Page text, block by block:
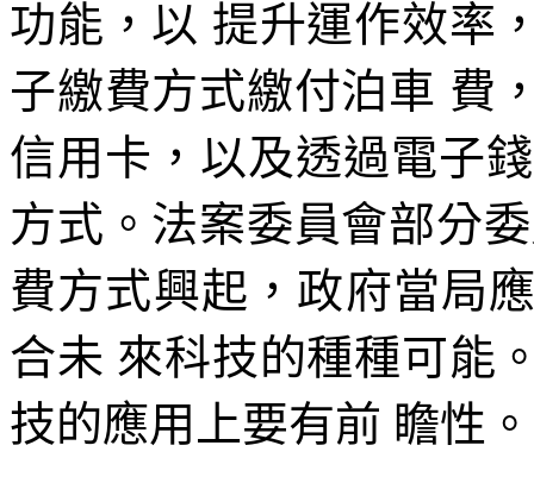
功能，以 提升運作效率
子繳費方式繳付泊車 費
信用卡，以及透過電子
方式。法案委員會部分
費方式興起，政府當局
合未 來科技的種種可能
技的應用上要有前 瞻性。